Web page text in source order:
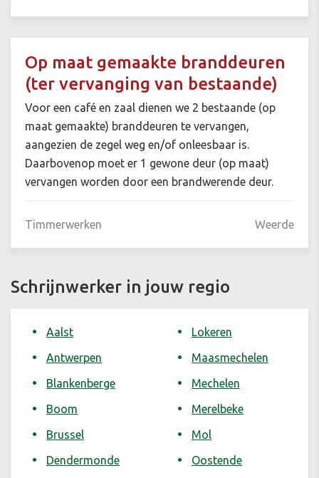
Op maat gemaakte branddeuren
(ter vervanging van bestaande)
Voor een café en zaal dienen we 2 bestaande (op
maat gemaakte) branddeuren te vervangen,
aangezien de zegel weg en/of onleesbaar is.
Daarbovenop moet er 1 gewone deur (op maat)
vervangen worden door een brandwerende deur.
Timmerwerken Weerde
Schrijnwerker in jouw regio
Aalst
Antwerpen
Blankenberge
Boom
Brussel
Dendermonde
Lokeren
Maasmechelen
Mechelen
Merelbeke
Mol
Oostende